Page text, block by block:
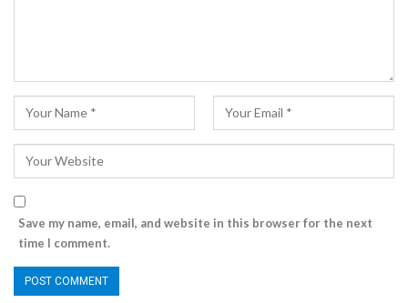
Save my name, email, and website in this browser for the next
time I comment.